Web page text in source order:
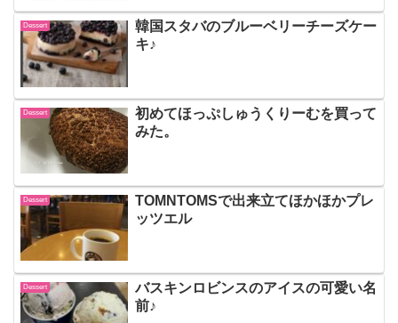
Dessert
韓国スタバのブルーベリーチーズケー
キ♪
Dessert
初めてほっぷしゅうくりーむを買って
みた。
Dessert
TOMNTOMSで出来立てほかほかプレ
ッツエル
Dessert
バスキンロビンスのアイスの可愛い名
前♪